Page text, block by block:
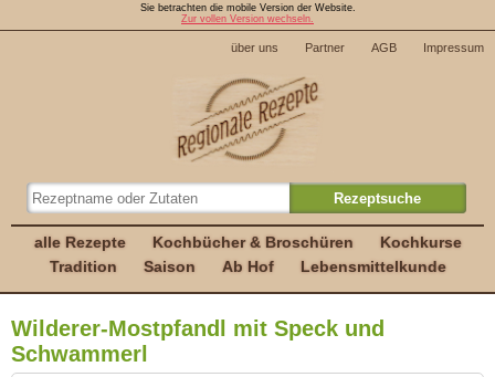
Sie betrachten die mobile Version der Website.
Zur vollen Version wechseln.
über uns Partner AGB Impressum
alle Rezepte Kochbücher & Broschüren
Kochkurse
Tradition
Saison Ab Hof Lebensmittelkunde
Wilderer-Mostpfandl mit Speck und
Schwammerl